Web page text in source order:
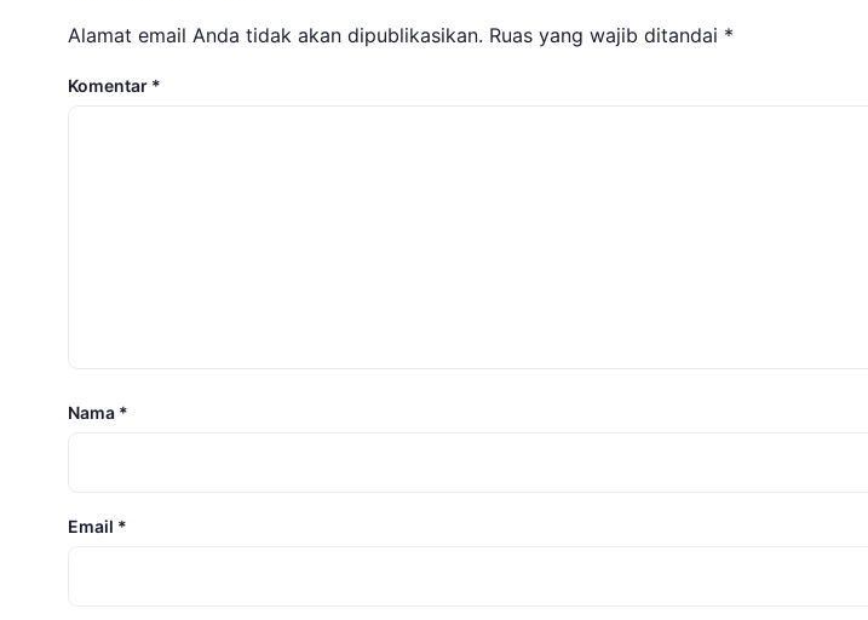
Alamat email Anda tidak akan dipublikasikan. Ruas yang wajib ditandai *
Komentar *
Nama *
Email *